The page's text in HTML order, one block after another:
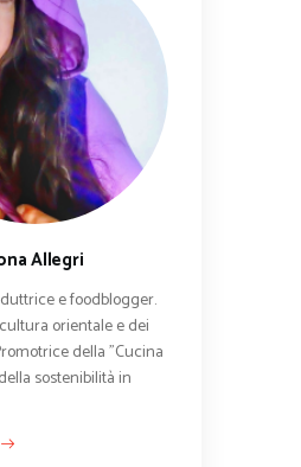
Allegri
e foodblogger.
orientale e dei
della "Cucina
sostenibilità in